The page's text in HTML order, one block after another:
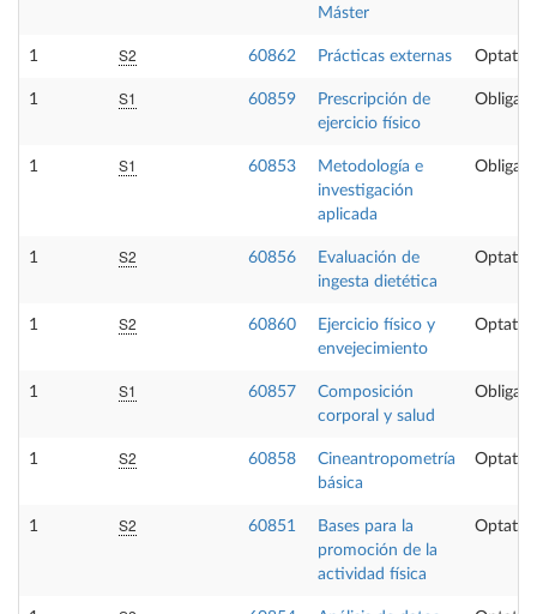
Máster
1 S2 60862 Prácticas externas
1 S1 60859
Prescripción de
ejercicio físico
1 S1 60853
Metodología e
investigación
aplicada
1 S2 60856
Evaluación de
ingesta dietética
1 S2 60860
Ejercicio físico y
envejecimiento
1 S1 60857
Composición
corporal y salud
1 S2 60858
Cineantropometría
básica
1 S2 60851
Bases para la
promoción de la
actividad física